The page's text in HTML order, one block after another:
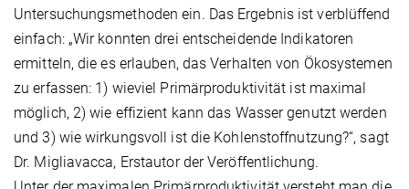
Untersuchungsmethoden ein. Das Ergebnis ist verblüffend
einfach: „Wir konnten drei entscheidende Indikatoren
ermitteln, die es erlauben, das Verhalten von Ökosystemen
zu erfassen: 1) wieviel Primärproduktivität ist maximal
möglich, 2) wie effizient kann das Wasser genutzt werden
und 3) wie wirkungsvoll ist die Kohlenstoffnutzung?“, sagt
Dr. Migliavacca, Erstautor der Veröffentlichung.